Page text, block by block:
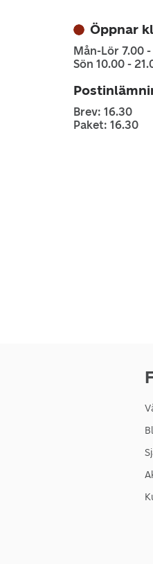
Öppnar
Mån-Lör 7.00 -
Sön 10.00 -
Brev: 16.30
Paket: 16.30